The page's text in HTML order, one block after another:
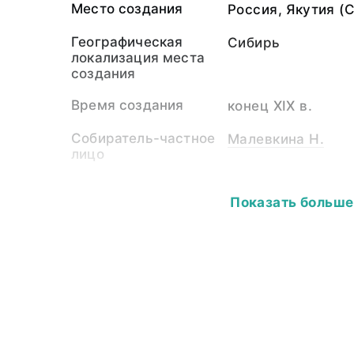
Место создания Россия, Якутия
Географическая
локализация места
создания
Сибирь
Время создания конец XIX в.
Собиратель-частное
лицо
Малевкина Н.
Показать больше